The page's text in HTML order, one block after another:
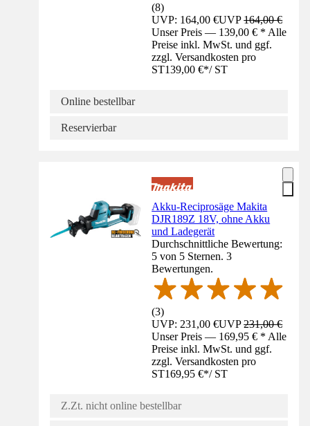
(8)
UVP: 164,00 €UVP164,00 €
Unser Preis — 139,00 € * Alle
Preise inkl. MwSt. und ggf.
zzgl. Versandkosten pro
ST139,00 €*/ ST
Online bestellbar
Reservierbar
Akku-Reciprosäge Makita
DJR189Z 18V, ohne Akku
und Ladegerät
Durchschnittliche Bewertung:
5 von 5 Sternen. 3
Bewertungen.
(3)
UVP: 231,00 €UVP231,00 €
Unser Preis — 169,95 € * Alle
Preise inkl. MwSt. und ggf.
zzgl. Versandkosten pro
ST169,95 €*/ ST
Z.Zt. nicht online bestellbar